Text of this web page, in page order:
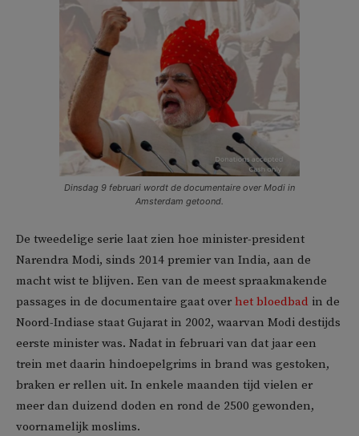
Dinsdag 9 februari wordt de documentaire over Modi in
Amsterdam getoond.
De tweedelige serie laat zien hoe minister-president
Narendra Modi, sinds 2014 premier van India, aan de
macht wist te blijven. Een van de meest spraakmakende
passages in de documentaire gaat over het bloedbad in de
Noord-Indiase staat Gujarat in 2002, waarvan Modi destijds
eerste minister was. Nadat in februari van dat jaar een
trein met daarin hindoepelgrims in brand was gestoken,
braken er rellen uit. In enkele maanden tijd vielen er
meer dan duizend doden en rond de 2500 gewonden,
voornamelijk moslims.